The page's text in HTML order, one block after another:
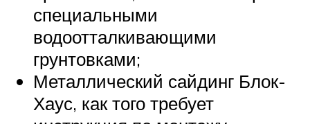
специальными
водоотталкивающими
грунтовками;
Металлический сайдинг Блок-
Хаус, как того требует